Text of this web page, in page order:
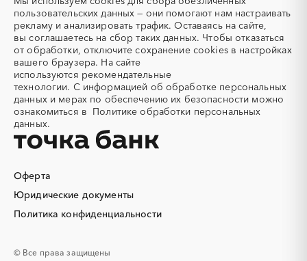
Акварель
Аквариумы
Аккумуляторы
Алкогольная продукция
Алмазное бурение
Алмазная резка
Алюминиевые
конструкции
Алюминий
Аммоний
Ангар
Антенны
Антискалант
Аппараты воздушного
Аренда автобусов
Аренда погрузчика
Аренда спецтехники с
свай
Оферта
Юридические документы
Политика конфиденциальности
© Все права защищены
пользовательских данных — они помогают нам настраивать
рекламу и анализировать трафик. Оставаясь на сайте,
вы соглашаетесь на сбор таких данных. Чтобы отказаться
от обработки, отключите сохранение cookies в настройках
вашего браузера. На сайте
используются рекомендательные
технологии. С информацией об обработке персональных
данных и мерах по обеспечению их безопасности можно
ознакомиться в Политике обработки персональных
данных.